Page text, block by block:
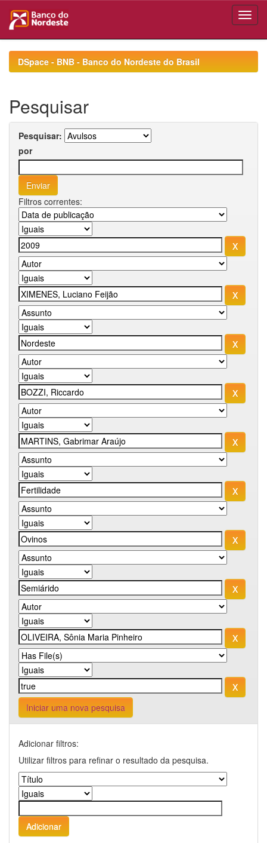
navigationDSpace - BNB - Banco do Nordeste do Brasil
Pesquisar
Pesquisar:
por
Filtros correntes:
Iniciar uma nova pesquisa
Adicionar filtros:
Utilizar filtros para refinar o resultado da pesquisa.